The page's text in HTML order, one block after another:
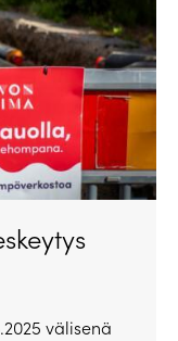
välisenä